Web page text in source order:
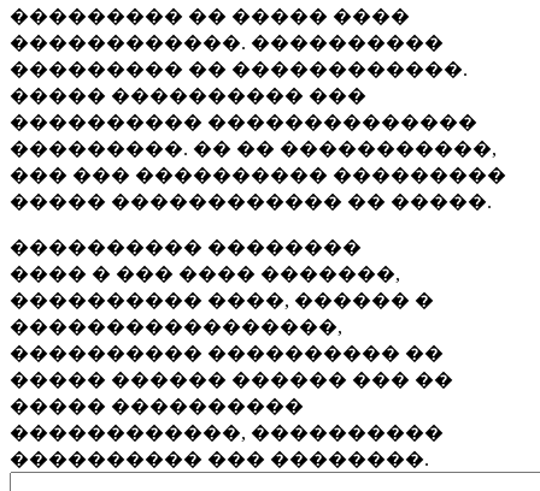
��������� �� ����� ����
������������. ����������
��������� �� ������������.
����� ���������� ���
���������� ��������������
���������. �� �� �����������,
��� ��� ���������� ���������
����� ������������ �� �����.
���������� ��������
���� � ��� ���� �������,
���������� ����, ������ �
�����������������,
���������� ���������� ��
����� ������ ������ ��� ��
����� ����������
������������, ����������
���������� ��� ��������.